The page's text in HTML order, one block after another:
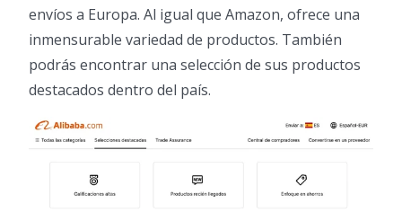
envíos a Europa. Al igual que Amazon, ofrece una
inmensurable variedad de productos. También
podrás encontrar una selección de sus productos
destacados dentro del país.